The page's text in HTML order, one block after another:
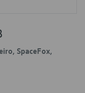
SpaceFox,